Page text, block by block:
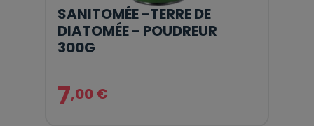
SANITOMÉE -TERRE DE
DIATOMÉE - POUDREUR
300G
7,00 €